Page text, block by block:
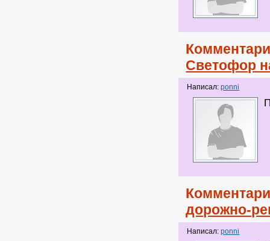
Светофор
Написал:ponni
дорожно-
Написал:ponni